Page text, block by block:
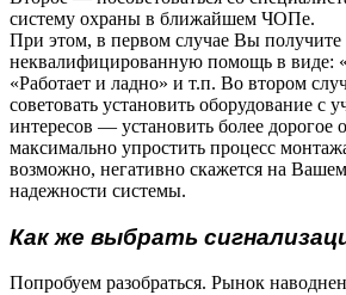
систему охраны в ближайшем ЧОПе.
При этом, в первом случае Вы получите
неквалифицированную помощь в виде:
«Работает и ладно» и т.п. Во втором
советовать установить оборудование с
интересов — установить более дорогое
максимально упростить процесс
возможно, негативно скажется на
надежности системы.
Как же выбрать
Попробуем разобраться. Рынок